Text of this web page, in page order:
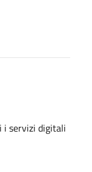
i servizi digitali